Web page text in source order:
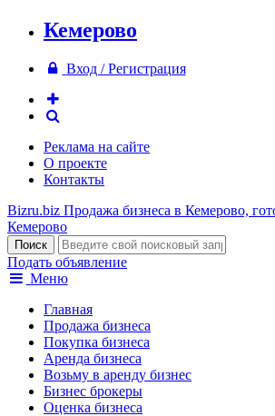
Кемерово
Вход / Регистрация
Реклама на сайте
О проекте
Контакты
Bizru.biz Продажа бизнеса в Кемерово,
Кемерово
Подать объявление
Меню
Главная
Продажа бизнеса
Покупка бизнеса
Аренда бизнеса
Возьму в аренду бизнес
Бизнес брокеры
Оценка бизнеса